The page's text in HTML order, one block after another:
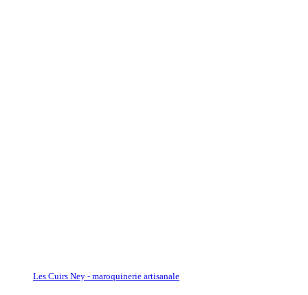
Les Cuirs Ney - maroquinerie artisanale